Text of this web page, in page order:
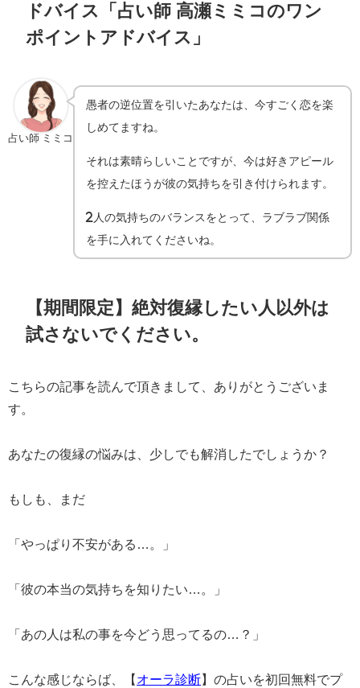
ドバイス「占い師 高瀬ミミコのワン
ポイントアドバイス」
占い師 ミミコ
愚者の逆位置を引いたあなたは、今すごく恋を楽
しめてますね。
それは素晴らしいことですが、今は好きアピール
を控えたほうが彼の気持ちを引き付けられます。
2人の気持ちのバランスをとって、ラブラブ関係
を手に入れてくださいね。
【期間限定】絶対復縁したい人以外は
試さないでください。
こちらの記事を読んで頂きまして、ありがとうございま
す。
あなたの復縁の悩みは、少しでも解消したでしょうか？
もしも、まだ
「やっぱり不安がある…。」
「彼の本当の気持ちを知りたい…。」
「あの人は私の事を今どう思ってるの…？」
こんな感じならば、【 オーラ診断】の占いを初回無料でプ